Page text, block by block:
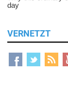
VERNETZT